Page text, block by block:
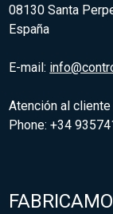
08130 Santa
España
E-mail:
Atención al
Phone: +34